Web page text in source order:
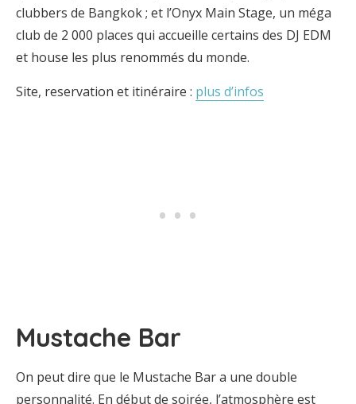
clubbers de Bangkok ; et l’Onyx Main Stage, un méga
club de 2 000 places qui accueille certains des DJ EDM
et house les plus renommés du monde.
Site, reservation et itinéraire : plus d’infos
Mustache Bar
On peut dire que le Mustache Bar a une double
personnalité. En début de soirée, l’atmosphère est